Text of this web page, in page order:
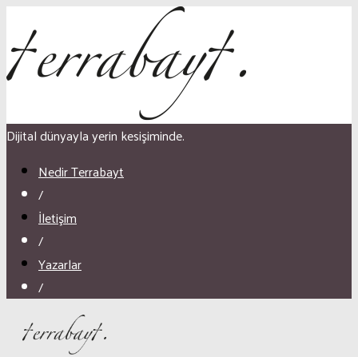
Dijital dünyayla yerin kesişiminde.
Nedir Terrabayt
/
İletişim
/
Yazarlar
/